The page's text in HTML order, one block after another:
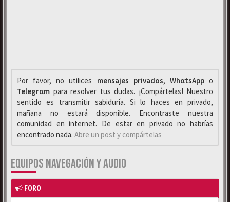
Por favor, no utilices mensajes privados, WhαtsAppo
Telegrαm para resolver tus dudas. ¡Compártelas! Nuestro
sentido es transmitir sabiduría. Si lo haces en privado,
mañana no estará disponible. Encontraste nuestra
comunidad en internet. De estar en privado no habrías
encontrado nada. Abre un post y compártelas
EQUIPOS NAVEGACIÓN Y AUDIO
FORO